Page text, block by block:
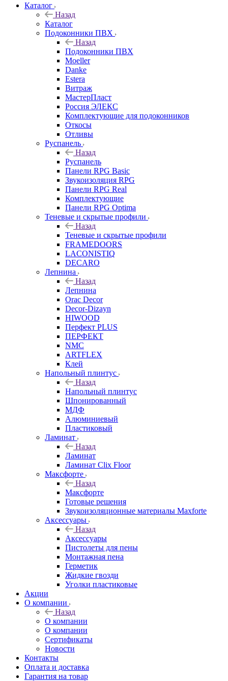
Каталог
Назад
Каталог
Подоконники ПВХ
Назад
Подоконники ПВХ
Moeller
Danke
Estera
Витраж
МастерПласт
Россия ЭЛЕКС
Комплектующие для подоконников
Откосы
Отливы
Руспанель
Назад
Руспанель
Панели RPG Basic
Звукоизоляция RPG
Панели RPG Real
Комплектующие
Панели RPG Optima
Теневые и скрытые профили
Назад
Теневые и скрытые профили
FRAMEDOORS
LACONISTIQ
DECARO
Лепнина
Назад
Лепнина
Orac Decor
Decor-Dizayn
HIWOOD
Перфект PLUS
ПЕРФЕКТ
NMC
ARTFLEX
Клей
Напольный плинтус
Назад
Напольный плинтус
Шпонированный
МДФ
Алюминиевый
Пластиковый
Ламинат
Назад
Ламинат
Ламинат Clix Floor
Максфорте
Назад
Максфорте
Готовые решения
Звукоизоляционные материалы Maxforte
Аксессуары
Назад
Аксессуары
Пистолеты для пены
Монтажная пена
Герметик
Жидкие гвозди
Уголки пластиковые
Акции
О компании
Назад
О компании
О компании
Сертификаты
Новости
Контакты
Оплата и доставка
Гарантия на товар